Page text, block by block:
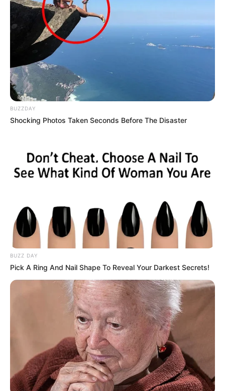
BUZZDAY
Shocking Photos Taken Seconds Before The Disaster
BUZZ DAY
Pick A Ring And Nail Shape To Reveal Your Darkest Secrets!